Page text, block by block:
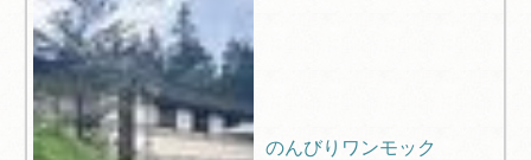
のんびりワンモック